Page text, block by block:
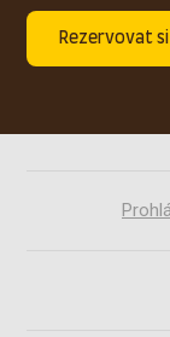
Rezervovat